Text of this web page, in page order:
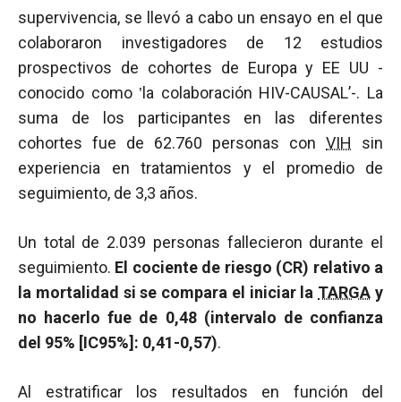
supervivencia, se llevó a cabo un ensayo en el que
colaboraron investigadores de 12 estudios
prospectivos de cohortes de Europa y EE UU -
conocido como ‛la colaboración HIV-CAUSAL’-. La
suma de los participantes en las diferentes
cohortes fue de 62.760 personas con VIH sin
experiencia en tratamientos y el promedio de
seguimiento, de 3,3 años.
Un total de 2.039 personas fallecieron durante el
seguimiento. El cociente de riesgo (CR) relativo a
la mortalidad si se compara el iniciar la TARGA y
no hacerlo fue de 0,48 (intervalo de confianza
del 95% [IC95%]: 0,41-0,57).
Al estratificar los resultados en función del